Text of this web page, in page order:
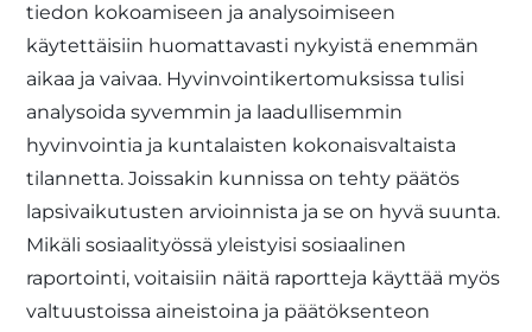
tiedon kokoamiseen ja analysoimiseen
käytettäisiin huomattavasti nykyistä enemmän
aikaa ja vaivaa. Hyvinvointikertomuksissa tulisi
analysoida syvemmin ja laadullisemmin
hyvinvointia ja kuntalaisten kokonaisvaltaista
tilannetta. Joissakin kunnissa on tehty päätös
lapsivaikutusten arvioinnista ja se on hyvä suunta.
Mikäli sosiaalityössä yleistyisi sosiaalinen
raportointi, voitaisiin näitä raportteja käyttää myös
valtuustoissa aineistoina ja päätöksenteon